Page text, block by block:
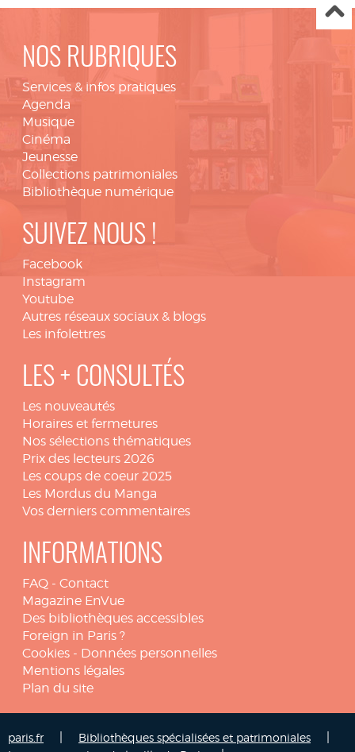
NOS RUBRIQUES
Services & infos pratiques
Agenda
Musique
Cinéma
Jeunesse
Collections patrimoniales
Bibliothèque numérique
SUIVEZ NOUS !
Facebook
Instagram
Youtube
Autres réseaux sociaux & blogs
Les infolettres
LES + CONSULTÉS
Les nouveautés
Horaires et fermetures
Nos sélections thématiques
Prix des lecteurs 2026
Les coups de coeur 2025
Les Mordus du Manga
Vos derniers commentaires
INFORMATIONS
FAQ - Contact
Magazine EnVue
Des bibliothèques accessibles
Foreign in Paris ?
Cookies - Données personnelles
Mentions légales
Plan du site
paris.fr Bibliothèques spécialisées et patrimoniales